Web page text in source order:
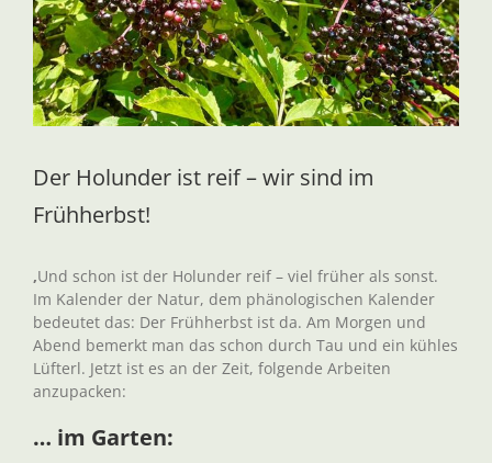
Der Holunder ist reif – wir sind im
Frühherbst!
,Und schon ist der Holunder reif – viel früher als sonst.
Im Kalender der Natur, dem phänologischen Kalender
bedeutet das: Der Frühherbst ist da. Am Morgen und
Abend bemerkt man das schon durch Tau und ein kühles
Lüfterl. Jetzt ist es an der Zeit, folgende Arbeiten
anzupacken:
… im Garten: